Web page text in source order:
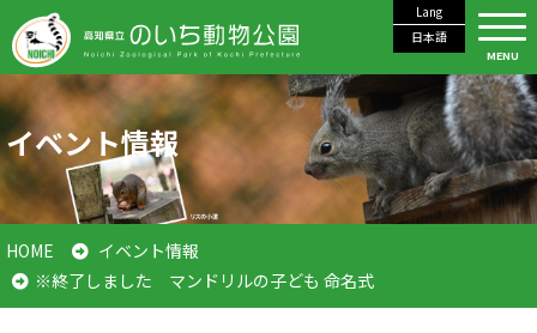
Lang
日本語
MENU
イベント情報
HOME
イベント情報
※終了しました マンドリルの子ども 命名式